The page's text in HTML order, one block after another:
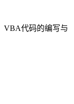
VBA代码的编写与